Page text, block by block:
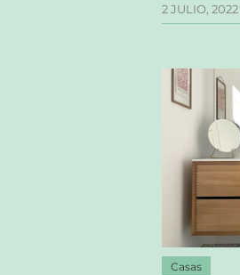
2 JULIO, 2022
Casas